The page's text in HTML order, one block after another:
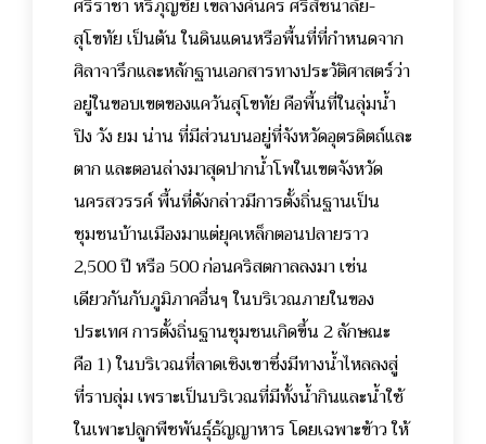
ศรีราชา หริภุญชัย เขลางค์นคร ศรีสัชนาลัย-
สุโขทัย เป็นต้น ในดินแดนหรือพื้นที่ที่กำหนดจาก
ศิลาจารึกและหลักฐานเอกสารทางประวัติศาสตร์ว่า
อยู่ในขอบเขตของแคว้นสุโขทัย คือพื้นที่ในลุ่มน้ำ
ปิง วัง ยม น่าน ที่มีส่วนบนอยู่ที่จังหวัดอุตรดิตถ์และ
ตาก และตอนล่างมาสุดปากน้ำโพในเขตจังหวัด
นครสวรรค์ พื้นที่ดังกล่าวมีการตั้งถิ่นฐานเป็น
ชุมชนบ้านเมืองมาแต่ยุคเหล็กตอนปลายราว
2,500 ปี หรือ 500 ก่อนคริสตกาลลงมา เช่น
เดียวกันกับภูมิภาคอื่นๆ ในบริเวณภายในของ
ประเทศ การตั้งถิ่นฐานชุมชนเกิดขึ้น 2 ลักษณะ
คือ 1) ในบริเวณที่ลาดเชิงเขาซึ่งมีทางน้ำไหลลงสู่
ที่ราบลุ่ม เพราะเป็นบริเวณที่มีทั้งน้ำกินและน้ำใช้
ในเพาะปลูกพืชพันธุ์ธัญญาหาร โดยเฉพาะข้าว ให้